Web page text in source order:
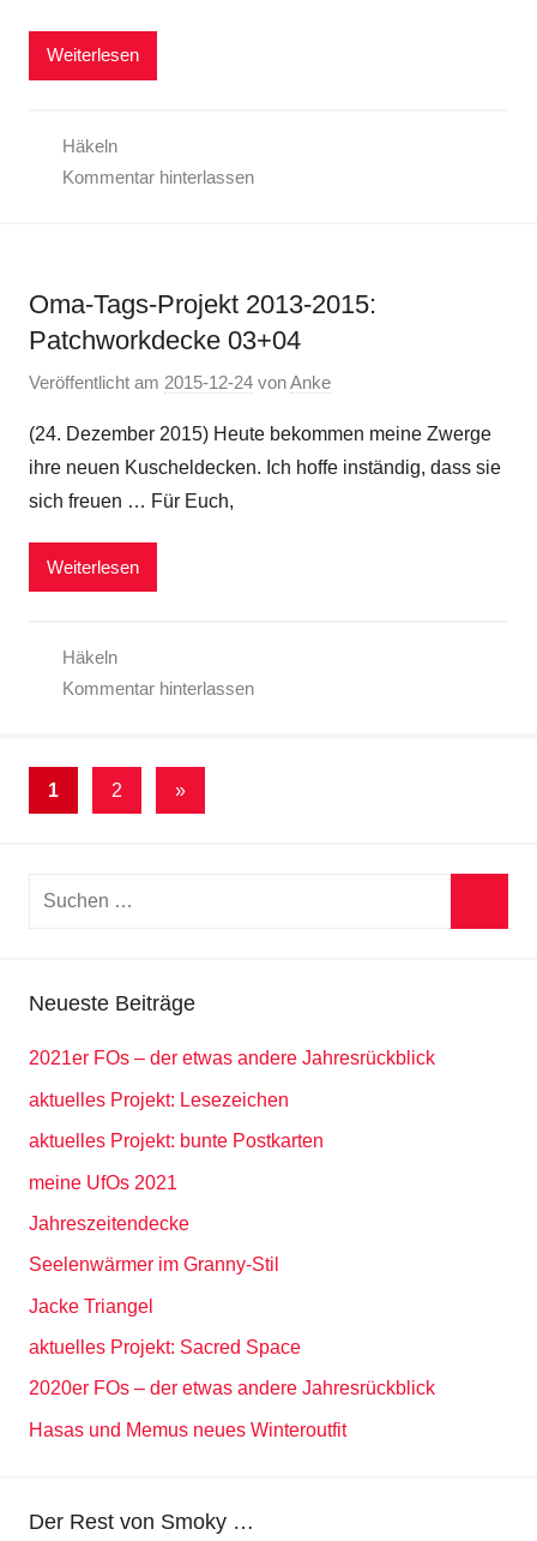
Weiterlesen
Häkeln
Kommentar hinterlassen
Oma-Tags-Projekt 2013-2015:
Patchworkdecke 03+04
Veröffentlicht am 2015-12-24 vonAnke
(24. Dezember 2015) Heute bekommen meine Zwerge
ihre neuen Kuscheldecken. Ich hoffe inständig, dass sie
sich freuen … Für Euch,
Weiterlesen
Häkeln
Kommentar hinterlassen
Seitennummerierung
1 2
Nächste
»
Suchen
Neueste Beiträge
2021er FOs – der etwas andere Jahresrückblick
aktuelles Projekt: Lesezeichen
aktuelles Projekt: bunte Postkarten
meine UfOs 2021
Jahreszeitendecke
Seelenwärmer im Granny-Stil
Jacke Triangel
aktuelles Projekt: Sacred Space
2020er FOs – der etwas andere Jahresrückblick
Hasas und Memus neues Winteroutfit
Der Rest von Smoky …